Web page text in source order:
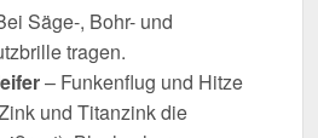
Säge-, Bohr- und
tragen.
– Funkenflug und Hitze
und Titanzink die